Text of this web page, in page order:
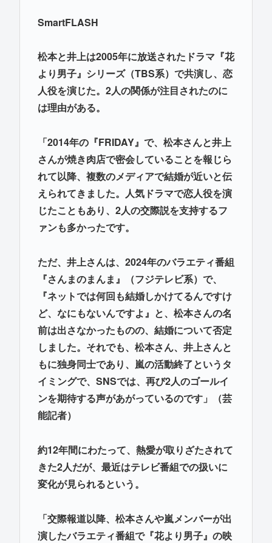
SmartFLASH
松本と井上は2005年に放送されたドラマ『花
より男子』シリーズ（TBS系）で共演し、恋
人役を演じた。2人の関係が注目されたのに
は理由がある。
「2014年の『FRIDAY』で、松本さんと井上
さんが焼き肉店で密会していることを報じら
れて以降、複数のメディアで結婚が近いと伝
えられてきました。人気ドラマで恋人役を演
じたこともあり、2人の交際説を支持するフ
ァンも多かったです。
ただ、井上さんは、2024年のバラエティ番組
『さんまのまんま』（フジテレビ系）で、
『ネットでは何回も結婚しかけてるんですけ
ど、なにもないんですよ』と、松本さんの名
前は出さなかったものの、結婚について否定
しました。それでも、松本さん、井上さんと
もに独身同士であり、嵐の活動終了というタ
イミングで、SNSでは、再び2人のゴールイ
ンを期待する声があがっているのです」（芸
能記者）
約12年間にわたって、熱愛が取りざたされて
きた2人だが、最近はテレビ番組での扱いに
変化が見られるという。
「交際報道以降、松本さんや嵐メンバーが出
演したバラエティ番組で『花より男子』の映